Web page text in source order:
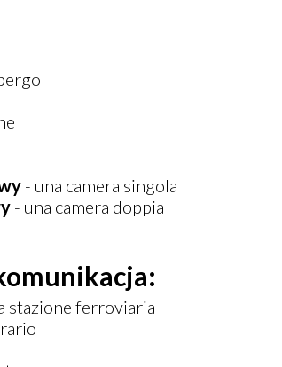
- una camera singola
- una camera doppia
stazione ferroviaria